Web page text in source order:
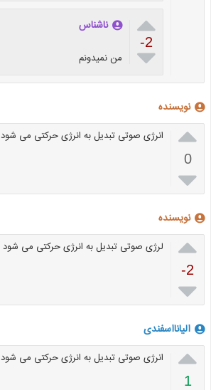

-2

ناشناس
من نمیدونم
نویسنده

0

انرژی صوتی تبدیل به انرژی حرکتی می شود
نویسنده

-2

لرژی صوتی تبدیل به انرژی حرکتی می شود
الیانااسفندی

1
انرژی صوتی تبدیل به انرژی حرکتی می شود